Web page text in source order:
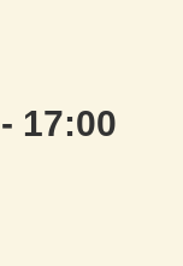
- 17:00